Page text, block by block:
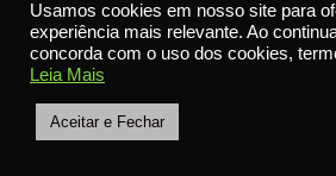
LINKS ÚTEIS
Prefeitura Municipal
Usamos cookies em nosso site para
experiência mais relevante. Ao
concorda com o uso dos cookies,
Leia Mais
Aceitar e Fechar